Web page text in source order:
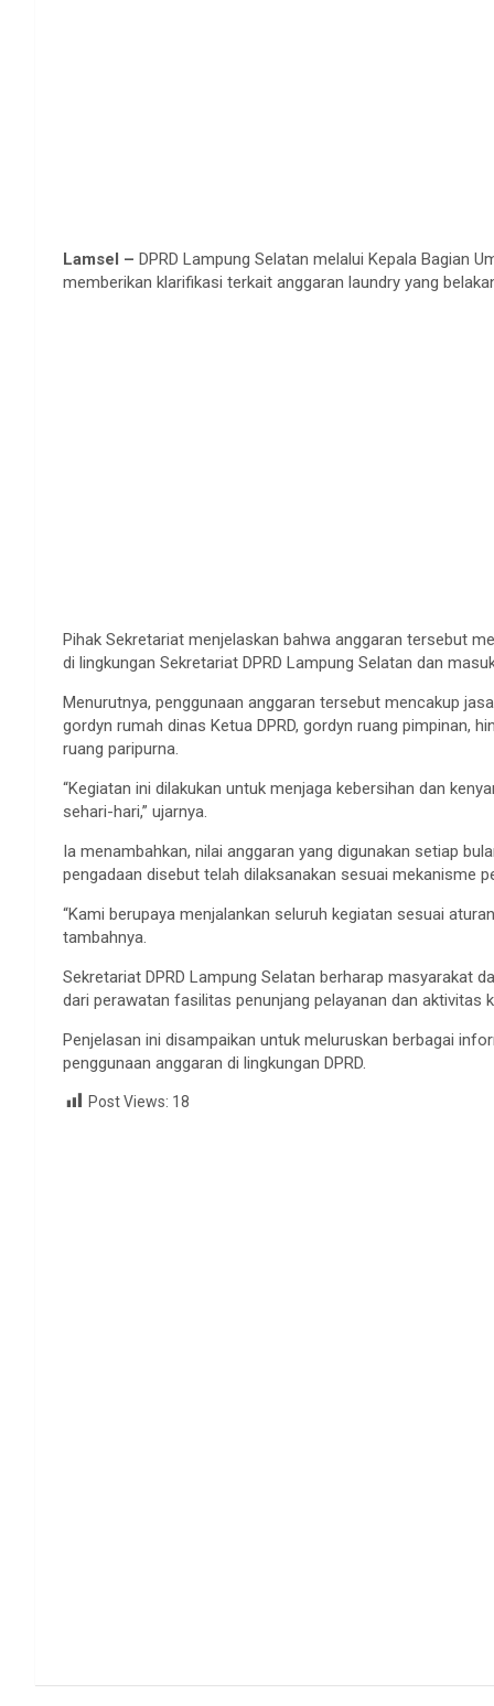
Lamsel – DPRD Lampung Selatan melalui Kepala Bagian
memberikan klarifikasi terkait anggaran laundry yang
Pihak Sekretariat menjelaskan bahwa anggaran tersebut
di lingkungan Sekretariat DPRD Lampung Selatan dan
Menurutnya, penggunaan anggaran tersebut mencakup
gordyn rumah dinas Ketua DPRD, gordyn ruang pimpinan,
ruang paripurna.
“Kegiatan ini dilakukan untuk menjaga kebersihan dan
sehari-hari,” ujarnya.
Ia menambahkan, nilai anggaran yang digunakan setiap
pengadaan disebut telah dilaksanakan sesuai mekanisme
“Kami berupaya menjalankan seluruh kegiatan sesuai
tambahnya.
Sekretariat DPRD Lampung Selatan berharap masyarakat
dari perawatan fasilitas penunjang pelayanan dan aktivitas
Penjelasan ini disampaikan untuk meluruskan berbagai
penggunaan anggaran di lingkungan DPRD.
Post Views: 18